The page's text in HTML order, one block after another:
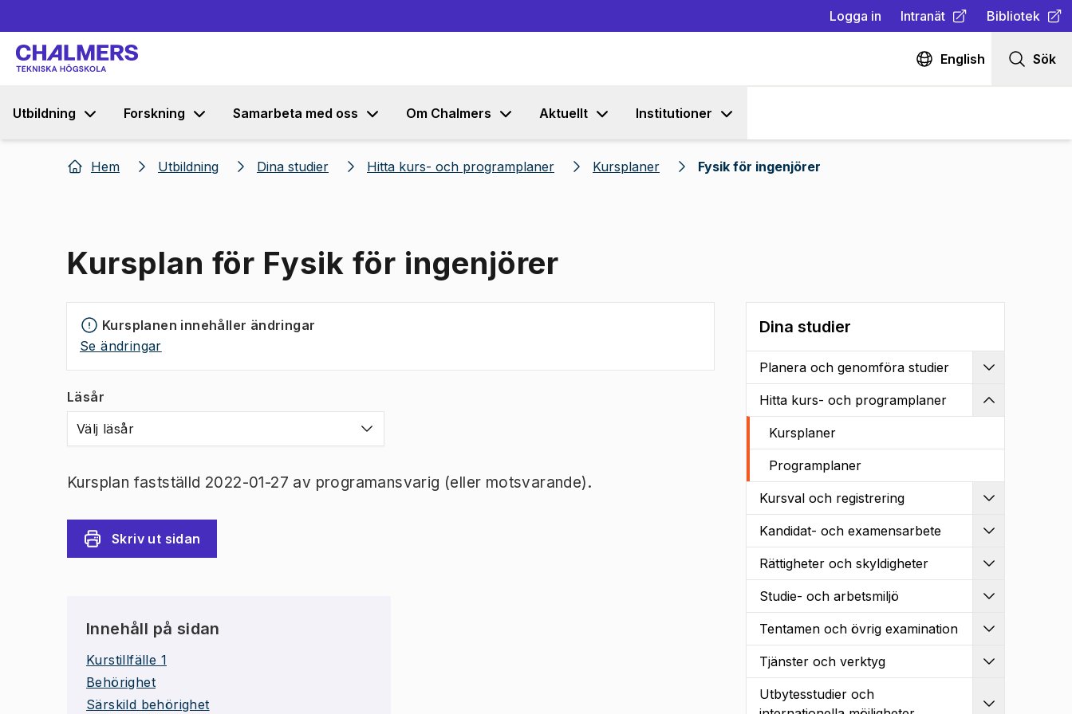
Logga in Intranät
(Öppnas i ny flik)
Bibliotek
(Öppnas i ny
English Sök
Utbildning Forskning Samarbeta med oss Om Chalmers Aktuellt Institutioner
Hem Utbildning Dina studier Hitta kurs- och programplaner Kursplaner Fysik för ingenjörer
Kursplan för Fysik för ingenjörer
Kursplanen innehåller ändringar
Se ändringar
Läsår
Välj läsår
Kursplan fastställd 2022-01-27 av programansvarig (eller motsvarande).
Skriv ut sidan
Innehåll på sidan
Kurstillfälle 1
Behörighet
Särskild behörighet
Dina studier
Planera och genomföra studier
Hitta kurs- och programplaner
Kursplaner
Programplaner
Kursval och registrering
Kandidat- och examensarbete
Rättigheter och skyldigheter
Studie- och arbetsmiljö
Tentamen och övrig examination
Tjänster och verktyg
Utbytesstudier och